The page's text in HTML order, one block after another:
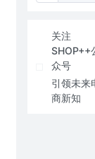
关注
SHOP++
众号
引领未来
商新知